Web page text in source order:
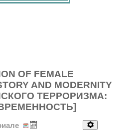
OF FEMALE
AND MODERNITY
ТЕРРОРИЗМА: